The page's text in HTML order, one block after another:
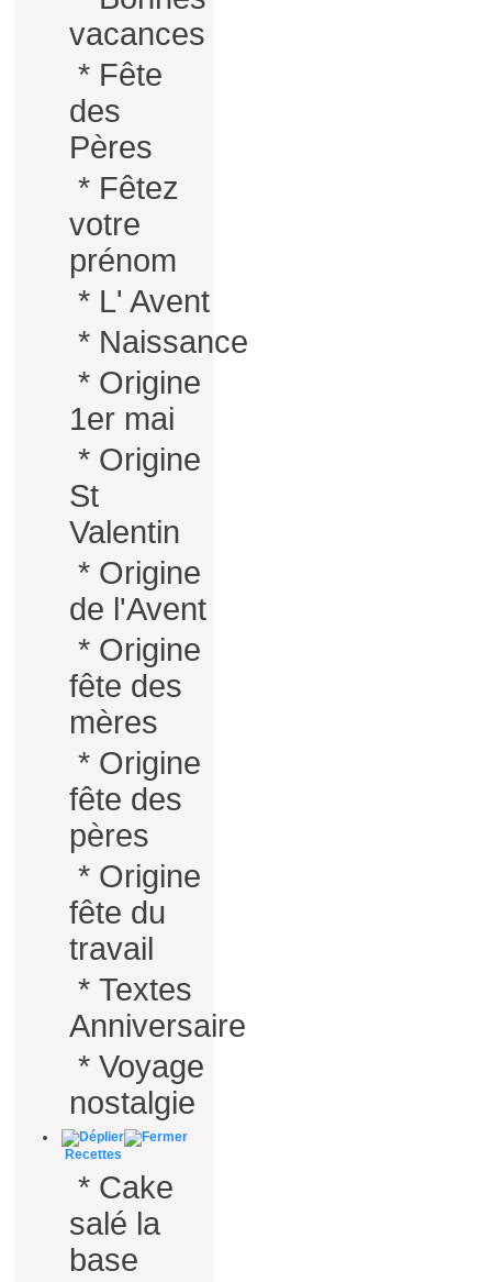
vacances
* Fête
des
Pères
* Fêtez
votre
prénom
* L' Avent
* Naissance
* Origine
1er mai
* Origine
St
Valentin
* Origine
de l'Avent
* Origine
fête des
mères
* Origine
fête des
pères
* Origine
fête du
travail
* Textes
Anniversaire
* Voyage
nostalgie
Recettes
* Cake
salé la
base